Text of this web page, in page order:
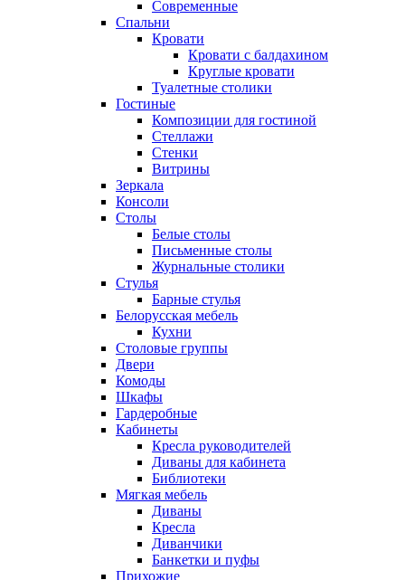
Современные
Спальни
Кровати
Кровати с балдахином
Круглые кровати
Туалетные столики
Гостиные
Композиции для гостиной
Стеллажи
Стенки
Витрины
Зеркала
Консоли
Столы
Белые столы
Письменные столы
Журнальные столики
Стулья
Барные стулья
Белорусская мебель
Кухни
Столовые группы
Двери
Комоды
Шкафы
Гардеробные
Кабинеты
Кресла руководителей
Диваны для кабинета
Библиотеки
Мягкая мебель
Диваны
Кресла
Диванчики
Банкетки и пуфы
Прихожие